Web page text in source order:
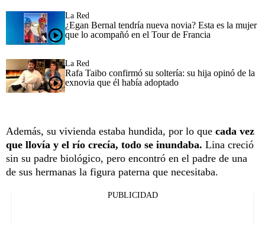
La Red
¿Egan Bernal tendría nueva novia? Esta es la mujer
que lo acompañó en el Tour de Francia
La Red
Rafa Taibo confirmó su soltería: su hija opinó de la
exnovia que él había adoptado
Además, su vivienda estaba hundida, por lo que cada vez
que llovía y el río crecía, todo se inundaba. Lina creció
sin su padre biológico, pero encontró en el padre de una
de sus hermanas la figura paterna que necesitaba.
PUBLICIDAD